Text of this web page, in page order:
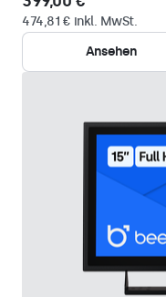
474,81 € inkl. MwSt.
Ansehen